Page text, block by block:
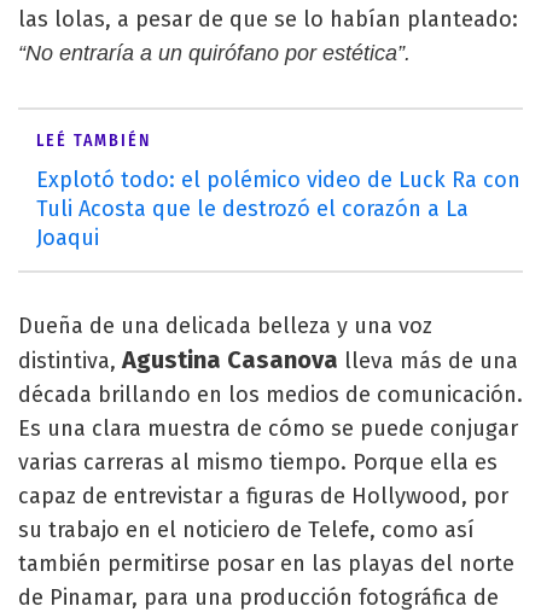
las lolas, a pesar de que se lo habían planteado:
“No entraría a un quirófano por estética”.
LEÉ TAMBIÉN
Explotó todo: el polémico video de Luck Ra con
Tuli Acosta que le destrozó el corazón a La
Joaqui
Dueña de una delicada belleza y una voz
distintiva,Agustina Casanova lleva más de una
década brillando en los medios de comunicación.
Es una clara muestra de cómo se puede conjugar
varias carreras al mismo tiempo. Porque ella es
capaz de entrevistar a figuras de Hollywood, por
su trabajo en el noticiero de Telefe, como así
también permitirse posar en las playas del norte
de Pinamar, para una producción fotográfica de